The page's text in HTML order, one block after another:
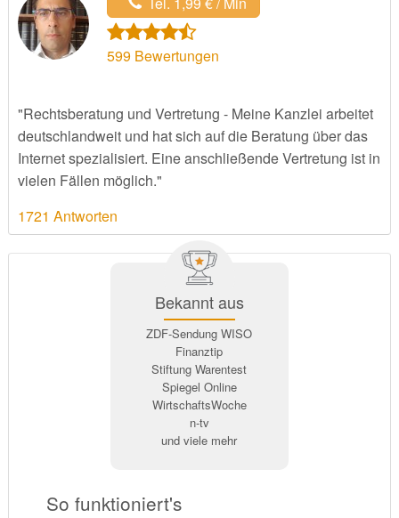
599Bewertungen
"Rechtsberatung und Vertretung - Meine Kanzlei arbeitet
deutschlandweit und hat sich auf die Beratung über das
Internet spezialisiert. Eine anschließende Vertretung ist in
vielen Fällen möglich."
1721 Antworten
Bekannt aus
ZDF-Sendung WISO
Finanztip
Stiftung Warentest
Spiegel Online
WirtschaftsWoche
n-tv
und viele mehr
So funktioniert's